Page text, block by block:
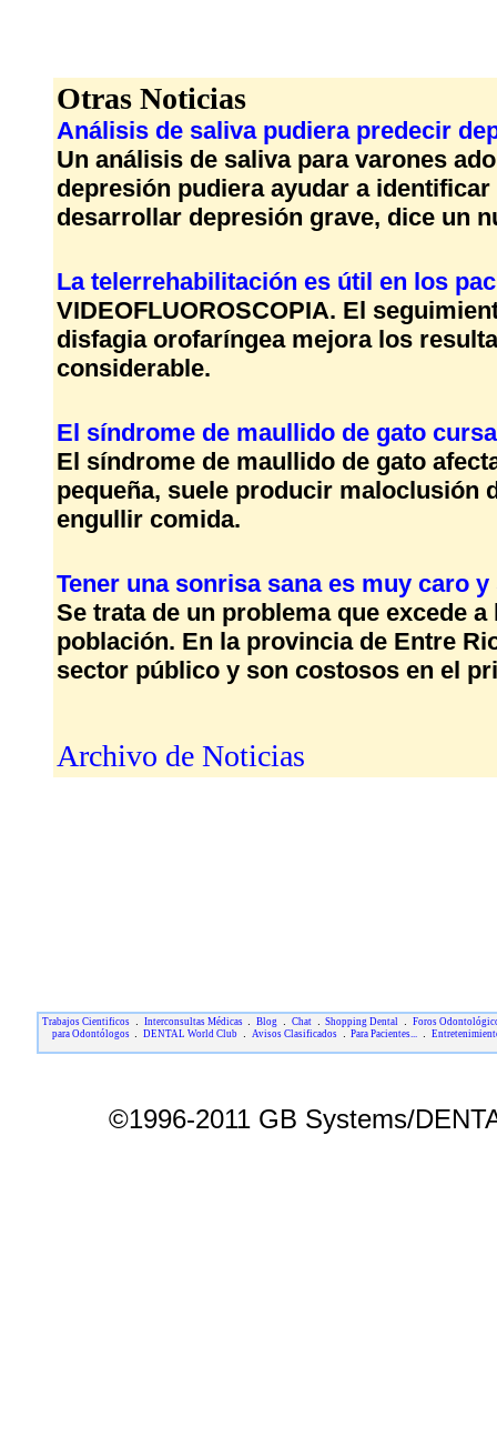
Otras Noticias
Análisis de saliva pudiera predecir
Un análisis de saliva para varones
depresión pudiera ayudar a
desarrollar depresión grave, dice un
La telerrehabilitación es útil en los
VIDEOFLUOROSCOPIA. El
disfagia orofaríngea mejora los
considerable.
El síndrome de maullido de gato
El síndrome de maullido de gato
pequeña, suele producir maloclusión
engullir comida.
Tener una sonrisa sana es muy caro
Se trata de un problema que excede
población. En la provincia de Entre
sector público y son costosos en el
Archivo de Noticias
Trabajos Cientificos Interconsultas Médicas Blog Chat Shopping Dental
Foros
para Odontólogos
DENTAL World Club Avisos Clasificados Para Pacientes...
©1996-2011 GB Systems/